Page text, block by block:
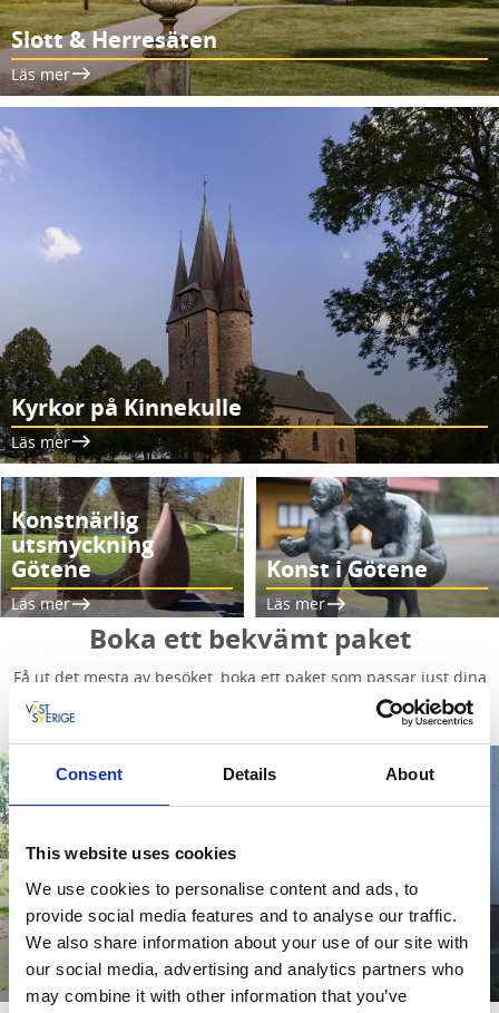
Consent Details About
This website uses cookies
We use cookies to personalise content and ads, to
provide social media features and to analyse our traffic.
We also share information about your use of our site with
our social media, advertising and analytics partners who
may combine it with other information that you’ve
Slott & Herresäten
Läs mer
Kyrkor på Kinnekulle
Läs mer
Konstnärlig
utsmyckning
Götene
Läs mer
Konst i Götene
Läs mer
Boka ett bekvämt paket
Få ut det mesta av besöket, boka ett paket som passar just dina
Cykelpaket Biosfärleden
Upplev Kinnekulle från cykelsadeln
Läs mer